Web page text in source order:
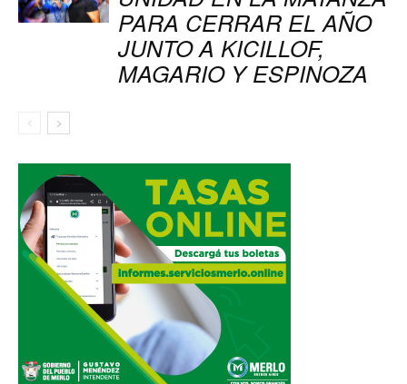
PARA CERRAR EL AÑO
JUNTO A KICILLOF,
MAGARIO Y ESPINOZA